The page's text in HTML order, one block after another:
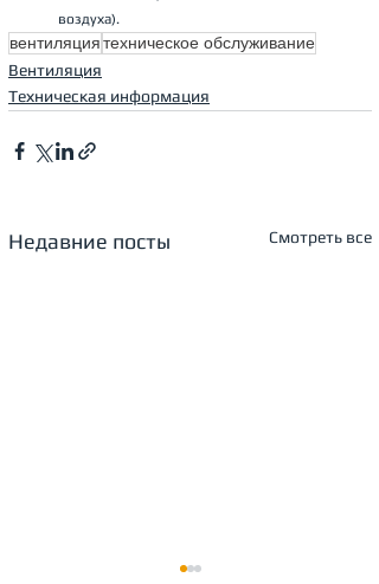
воздуха).
вентиляциятехническое обслуживание
Вентиляция
Техническая информация
Недавние посты Смотреть все